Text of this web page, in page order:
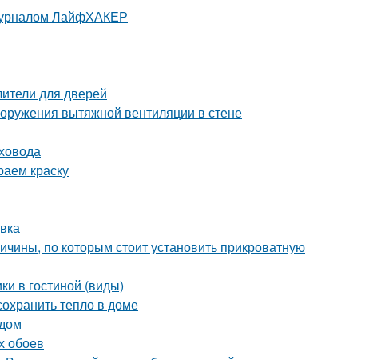
ЛайфХАКЕР
для дверей
вытяжной вентиляции в стене
краску
по которым стоит установить прикроватную
в гостиной (виды)
тепло в доме
обоев